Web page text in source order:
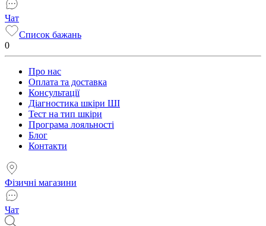
Чат
Список бажань
0
Про нас
Оплата та доставка
Консультації
Діагностика шкіри ШІ
Тест на тип шкіри
Програма лояльності
Блог
Контакти
Фізичні магазини
Чат